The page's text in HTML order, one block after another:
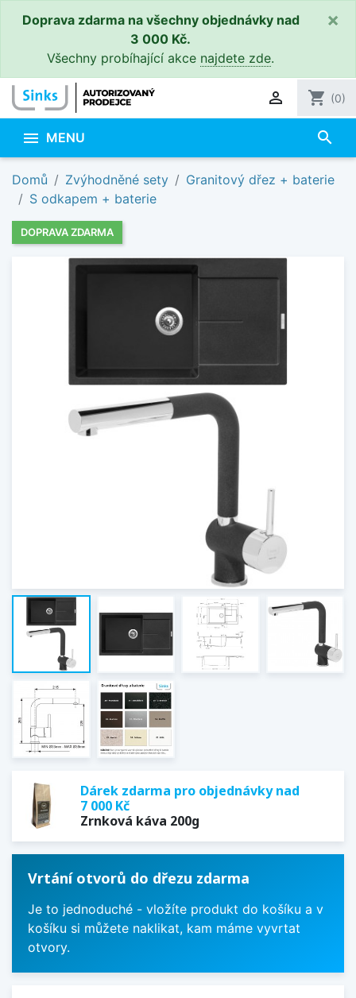
Doprava zdarma na všechny objednávky nad
3 000 Kč.
Všechny probíhající akce najdete zde.
×
 shopping_cart (0)
 MENU search
Domů Zvýhodněné sety
Granitový dřez + baterie
S odkapem + baterie
DOPRAVA ZDARMA
Dárek zdarma pro objednávky nad
7 000 Kč
Zrnková káva 200g
Vrtání otvorů do dřezu zdarma
Je to jednoduché - vložíte produkt do košíku a v
košíku si můžete naklikat, kam máme vyvrtat
otvory.